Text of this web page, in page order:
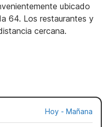
ubicado
64. Los restaurantes y
cercana.
Hoy - Mañana